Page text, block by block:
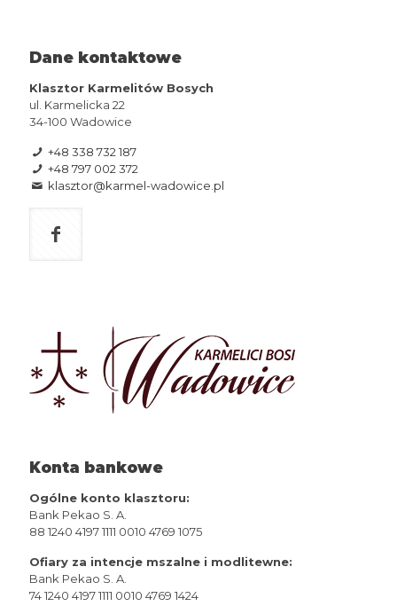
Dane kontaktowe
Klasztor Karmelitów Bosych
ul. Karmelicka 22
34-100 Wadowice
+48 338 732 187
+48 797 002 372
klasztor@karmel-wadowice.pl
Konta bankowe
Ogólne konto klasztoru:
Bank Pekao S. A.
88 1240 4197 1111 0010 4769 1075
Ofiary za intencje mszalne i modlitewne:
Bank Pekao S. A.
74 1240 4197 1111 0010 4769 1424